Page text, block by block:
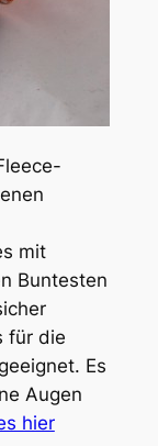
mit
Buntesten
für die
Es
Augen
hier